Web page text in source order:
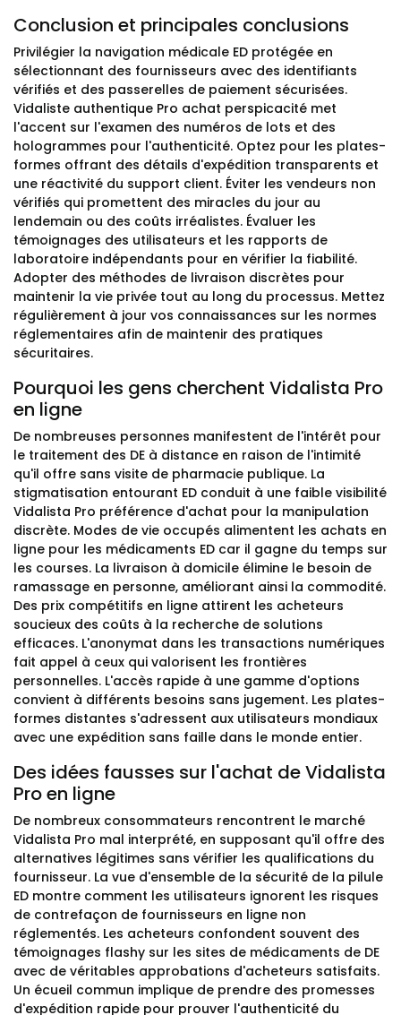
Conclusion et principales conclusions
Privilégier la navigation médicale ED protégée en
sélectionnant des fournisseurs avec des identifiants
vérifiés et des passerelles de paiement sécurisées.
Vidaliste authentique Pro achat perspicacité met
l'accent sur l'examen des numéros de lots et des
hologrammes pour l'authenticité. Optez pour les plates-
formes offrant des détails d'expédition transparents et
une réactivité du support client. Éviter les vendeurs non
vérifiés qui promettent des miracles du jour au
lendemain ou des coûts irréalistes. Évaluer les
témoignages des utilisateurs et les rapports de
laboratoire indépendants pour en vérifier la fiabilité.
Adopter des méthodes de livraison discrètes pour
maintenir la vie privée tout au long du processus. Mettez
régulièrement à jour vos connaissances sur les normes
réglementaires afin de maintenir des pratiques
sécuritaires.
Pourquoi les gens cherchent Vidalista Pro
en ligne
De nombreuses personnes manifestent de l'intérêt pour
le traitement des DE à distance en raison de l'intimité
qu'il offre sans visite de pharmacie publique. La
stigmatisation entourant ED conduit à une faible visibilité
Vidalista Pro préférence d'achat pour la manipulation
discrète. Modes de vie occupés alimentent les achats en
ligne pour les médicaments ED car il gagne du temps sur
les courses. La livraison à domicile élimine le besoin de
ramassage en personne, améliorant ainsi la commodité.
Des prix compétitifs en ligne attirent les acheteurs
soucieux des coûts à la recherche de solutions
efficaces. L'anonymat dans les transactions numériques
fait appel à ceux qui valorisent les frontières
personnelles. L'accès rapide à une gamme d'options
convient à différents besoins sans jugement. Les plates-
formes distantes s'adressent aux utilisateurs mondiaux
avec une expédition sans faille dans le monde entier.
Des idées fausses sur l'achat de Vidalista
Pro en ligne
De nombreux consommateurs rencontrent le marché
Vidalista Pro mal interprété, en supposant qu'il offre des
alternatives légitimes sans vérifier les qualifications du
fournisseur. La vue d'ensemble de la sécurité de la pilule
ED montre comment les utilisateurs ignorent les risques
de contrefaçon de fournisseurs en ligne non
réglementés. Les acheteurs confondent souvent des
témoignages flashy sur les sites de médicaments de DE
avec de véritables approbations d'acheteurs satisfaits.
Un écueil commun implique de prendre des promesses
d'expédition rapide pour prouver l'authenticité du